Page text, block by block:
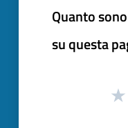
Quanto
su questa